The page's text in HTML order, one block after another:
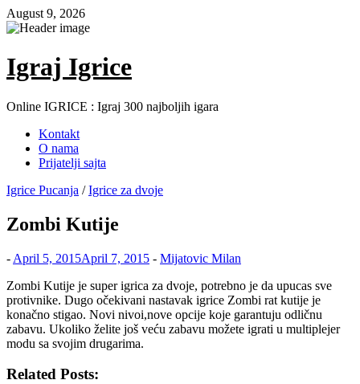
Skip
to
August 9, 2026
Igraj Igrice
Online IGRICE : Igraj 300 najboljih igara
Kontakt
O nama
Prijatelji sajta
Igrice Pucanja /Igrice za dvoje
Zombi Kutije
- April 5, 2015April 7, 2015 - Mijatovic Milan
Zombi Kutije je super igrica za dvoje, potrebno je da upucas sve
protivnike. Dugo očekivani nastavak igrice Zombi rat kutije je
konačno stigao. Novi nivoi,nove opcije koje garantuju odličnu
zabavu. Ukoliko želite još veću zabavu možete igrati u multiplejer
modu sa svojim drugarima.
Related Posts: